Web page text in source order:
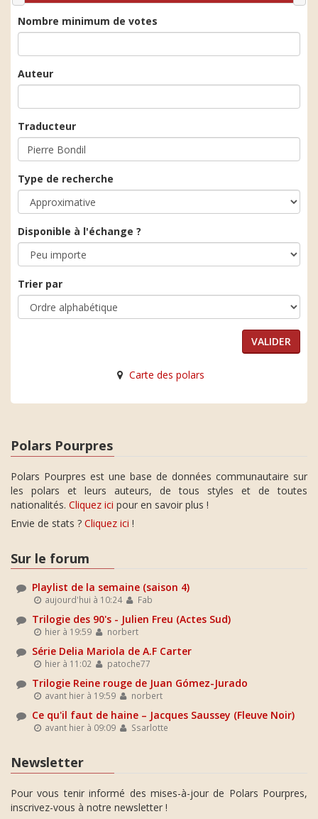
Nombre minimum de votes
Auteur
Traducteur
Type de recherche
Disponible à l'échange ?
Trier par
Carte des polars
Polars Pourpres
Polars Pourpres est une base de données communautaire sur
les polars et leurs auteurs, de tous styles et de toutes
nationalités. Cliquez ici pour en savoir plus !
Envie de stats ? Cliquez ici !
Sur le forum
Playlist de la semaine (saison 4)
aujourd'hui à 10:24 Fab
Trilogie des 90's - Julien Freu (Actes Sud)
hier à 19:59 norbert
Série Delia Mariola de A.F Carter
hier à 11:02 patoche77
Trilogie Reine rouge de Juan Gómez-Jurado
avant hier à 19:59 norbert
Ce qu'il faut de haine – Jacques Saussey (Fleuve Noir)
avant hier à 09:09 Ssarlotte
Newsletter
Pour vous tenir informé des mises-à-jour de Polars Pourpres,
inscrivez-vous à notre newsletter !